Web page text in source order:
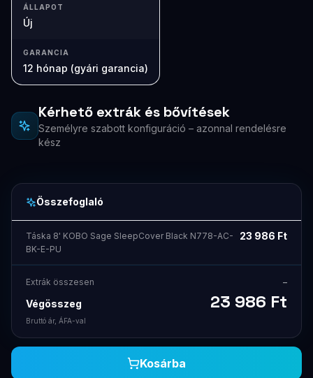
ÁLLAPOT
Új
GARANCIA
12 hónap (gyári garancia)
Kérhető extrák és bővítések
Személyre szabott konfiguráció – azonnal rendelésre
kész
Összefoglaló
Táska 8' KOBO Sage SleepCover Black N778-AC-
BK-E-PU
23 986 Ft
Extrák összesen –
Végösszeg 23 986 Ft
Bruttó ár, ÁFA-val
Kosárba